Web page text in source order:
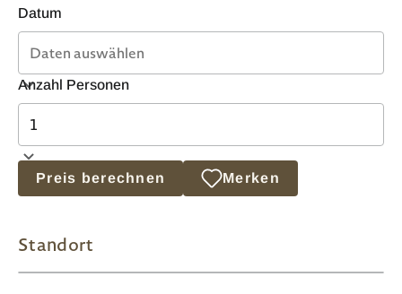
Datum
Anzahl Personen
Preis berechnen Merken
Standort